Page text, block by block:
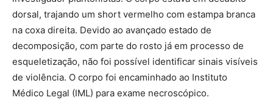
dorsal, trajando um short vermelho com estampa branca
na coxa direita. Devido ao avançado estado de
decomposição, com parte do rosto já em processo de
esqueletização, não foi possível identificar sinais visíveis
de violência. O corpo foi encaminhado ao Instituto
Médico Legal (IML) para exame necroscópico.